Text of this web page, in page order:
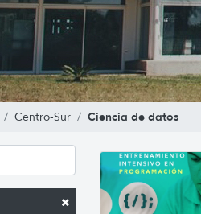
Centro-Sur Ciencia de datos